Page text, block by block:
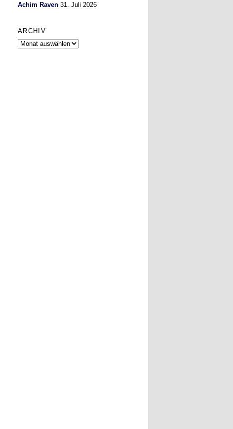
Achim Raven 31. Juli 2026
ARCHIV
Archiv